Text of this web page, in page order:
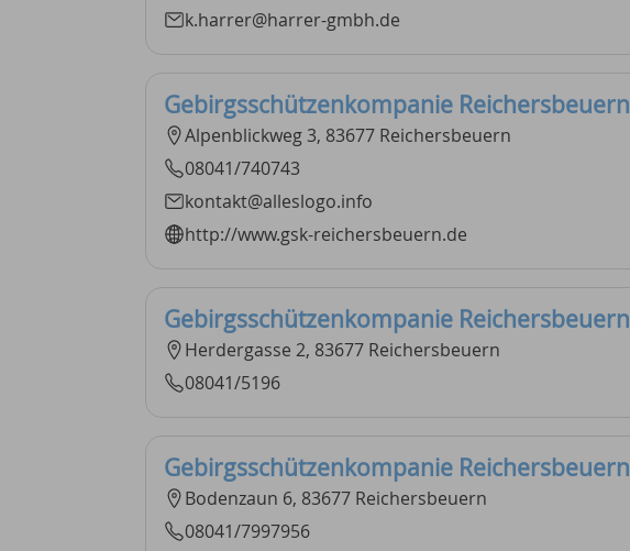
k.harrer@harrer-gmbh.de
Gebirgsschützenkompanie Reichersbeuern
Alpenblickweg 3, 83677 Reichersbeuern
08041/740743
kontakt@alleslogo.info
http://www.gsk-reichersbeuern.de
Gebirgsschützenkompanie Reichersbeuern
Herdergasse 2, 83677 Reichersbeuern
08041/5196
Gebirgsschützenkompanie Reichersbeuern
Bodenzaun 6, 83677 Reichersbeuern
08041/7997956